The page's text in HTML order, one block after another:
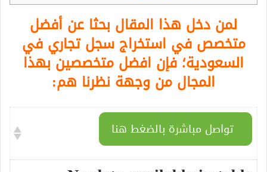
لمن دخل هذا المقال بحثا عن أفضل
متخصص في استخراج سجل تجاري في
السعودية؛ فإن افضل متخصصين بهذا
المجال من وجهة نظرنا هم:
تواصل مباشرة بالضغط هنا